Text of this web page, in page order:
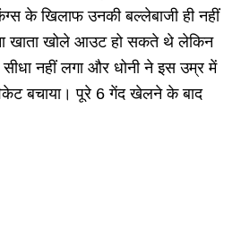
के खिलाफ उनकी बल्लेबाजी ही नहीं
खाता खोले आउट हो सकते थे लेकिन
नहीं लगा और धोनी ने इस उम्र में
बचाया। पूरे 6 गेंद खेलने के बाद